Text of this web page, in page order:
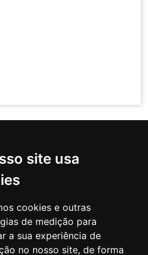
site usa
cookies e outras
de medição para
a sua experiência de
no nosso site, de forma
Morais, 4930